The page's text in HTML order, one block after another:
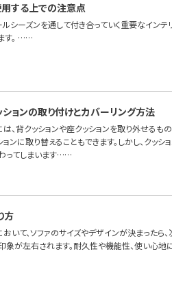
用する上での注意点
シーズンを通して付き合っていく重要なインテ
す。 ……
ョンの取り付けとカバーリング方法
、背クッションや座クッションを取り外せるも
ンに取り替えることもできます。しかし、クッ
ってしまいます……
方
いて、ソファのサイズやデザインが決まったら
象が左右されます。耐久性や機能性、使い心地